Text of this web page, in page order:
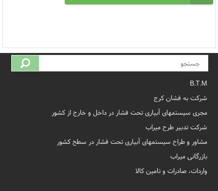
B.T.M
شرکت به فشان کرج
مجری سیستمهای آبیاری تحت فشار در داخل و خارج از کشور
شرکت تدبیر طرح میراب
مشاور و طراح سیستمهای آبیاری تحت فشار در سطح کشور
بازرگانی میراب
واردات، صادرات و تامین کالا